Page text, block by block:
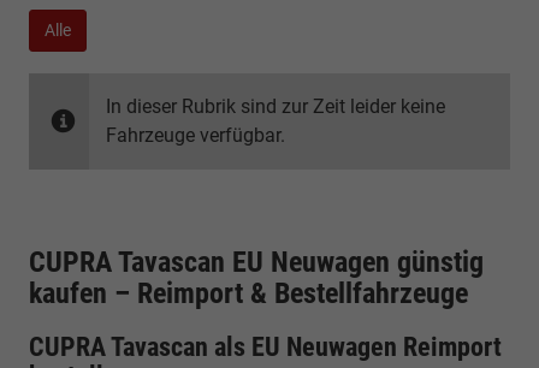
Alle
In dieser Rubrik sind zur Zeit leider keine
Fahrzeuge verfügbar.
CUPRA Tavascan EU Neuwagen günstig
kaufen – Reimport & Bestellfahrzeuge
CUPRA Tavascan als EU Neuwagen Reimport